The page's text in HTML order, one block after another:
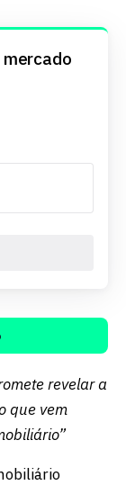
mercado
revelar a
que vem